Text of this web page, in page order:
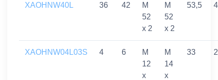
XAOHNW40L 36 42
M
52
x 2
M
52
x 2
53,5
XAOHNW04L03S 4 6
M
12
x
M
14
x
33